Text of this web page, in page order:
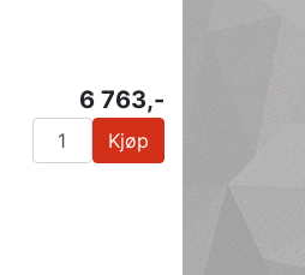
6 763,-
Kjøp